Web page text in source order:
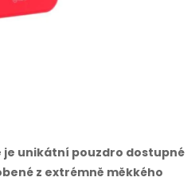
je unikátní pouzdro dostupné
z extrémně měkkého